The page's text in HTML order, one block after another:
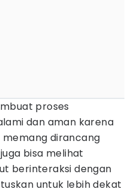
proses
dan aman karena
dirancang
bisa melihat
berinteraksi dengan
untuk lebih dekat